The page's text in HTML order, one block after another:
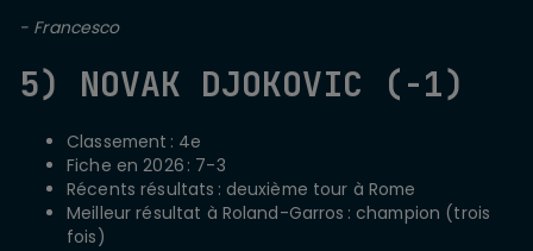
- Francesco
5) NOVAK DJOKOVIC (-1)
Classement : 4e
Fiche en 2026 : 7-3
Récents résultats : deuxième tour à Rome
Meilleur résultat à Roland-Garros : champion (trois
fois)